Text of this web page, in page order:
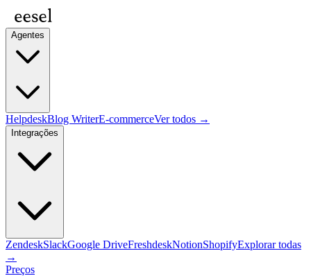
Agentes
HelpdeskBlog WriterE-commerceVer todos →
Integrações
ZendeskSlackGoogle DriveFreshdeskNotionShopifyExplorar todas
→
Preços